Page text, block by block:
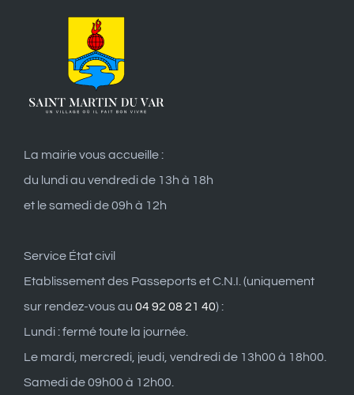
La mairie vous accueille :
du lundi au vendredi de 13h à 18h
et le samedi de 09h à 12h
Service État civil
Etablissement des Passeports et C.N.I. (uniquement
sur rendez-vous au 04 92 08 21 40) :
Lundi : fermé toute la journée.
Le mardi, mercredi, jeudi, vendredi de 13h00 à 18h00.
Samedi de 09h00 à 12h00.